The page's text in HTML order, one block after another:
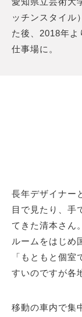
ッチンスタイル
た後、2018年
仕事場に。
長年デザイナー
目で見たり、手
てきた清本さん
ルームをはじめ
「もともと個
すいのですが各
移動の車内で集